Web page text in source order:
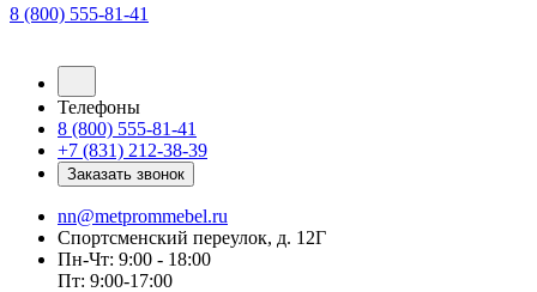
8 (800) 555-81-41
Телефоны
8 (800) 555-81-41
+7 (831) 212-38-39
Заказать звонок
nn@metprommebel.ru
Спортсменский переулок, д. 12Г
Пн-Чт: 9:00 - 18:00
Пт: 9:00-17:00